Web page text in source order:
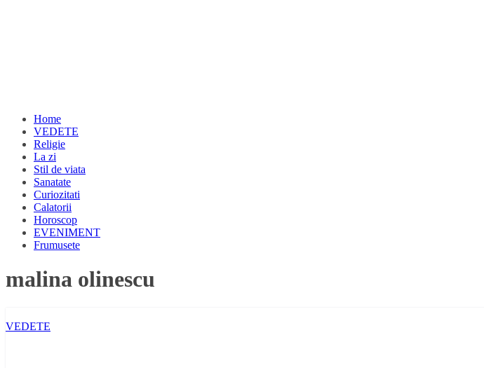
Home
VEDETE
Religie
La zi
Stil de viata
Sanatate
Curiozitati
Calatorii
Horoscop
EVENIMENT
Frumusete
malina olinescu
VEDETE